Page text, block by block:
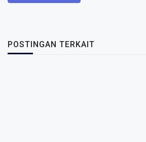
POSTINGAN TERKAIT